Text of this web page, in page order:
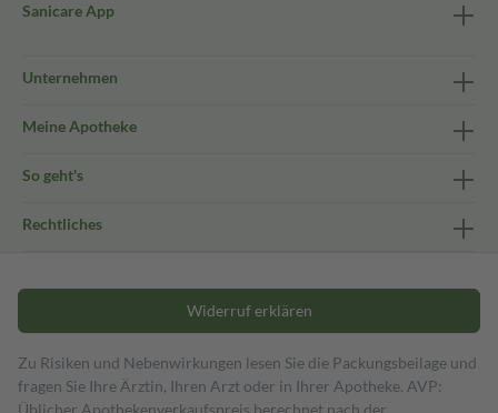
Sanicare App
Unternehmen
Meine Apotheke
So geht's
Rechtliches
Widerruf erklären
Zu Risiken und Nebenwirkungen lesen Sie die Packungsbeilage und
fragen Sie Ihre Ärztin, Ihren Arzt oder in Ihrer Apotheke. AVP:
Üblicher Apothekenverkaufspreis berechnet nach der